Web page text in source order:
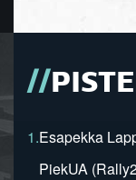
1.Esapekka
PiekUA